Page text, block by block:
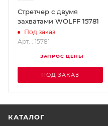
Стретчер с двумя
захватами WOLFF 15781
Под заказ
Арт. : 15781
ЗАПРОС ЦЕНЫ
ПОД ЗАКАЗ
КАТАЛОГ